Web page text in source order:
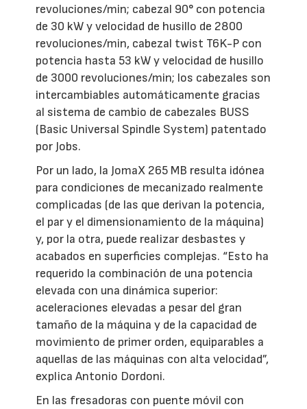
revoluciones/min; cabezal 90° con potencia
de 30 kW y velocidad de husillo de 2800
revoluciones/min, cabezal twist T6K-P con
potencia hasta 53 kW y velocidad de husillo
de 3000 revoluciones/min; los cabezales son
intercambiables automáticamente gracias
al sistema de cambio de cabezales BUSS
(Basic Universal Spindle System) patentado
por Jobs.
Por un lado, la JomaX 265 MB resulta idónea
para condiciones de mecanizado realmente
complicadas (de las que derivan la potencia,
el par y el dimensionamiento de la máquina)
y, por la otra, puede realizar desbastes y
acabados en superficies complejas. “Esto ha
requerido la combinación de una potencia
elevada con una dinámica superior:
aceleraciones elevadas a pesar del gran
tamaño de la máquina y de la capacidad de
movimiento de primer orden, equiparables a
aquellas de las máquinas con alta velocidad”,
explica Antonio Dordoni.
En las fresadoras con puente móvil con